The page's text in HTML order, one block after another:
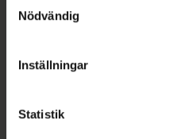
återkalla ditt samtycke via
cookieinställningar. Ett
lagligheten av behandling
Nödvändig
Inställningar
Statistik
EAN:04008600418719
Amning och matning